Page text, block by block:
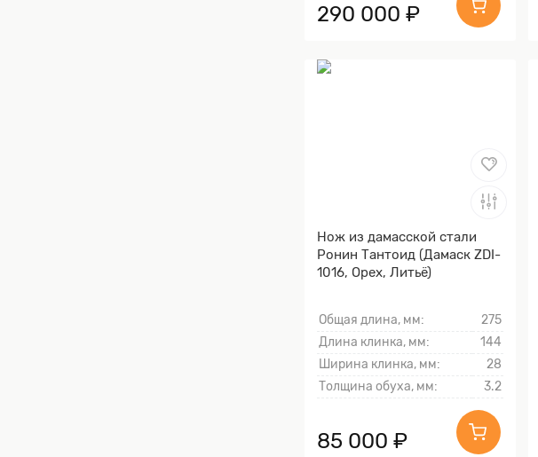
290 000 ₽
Нож из дамасской стали
Ронин Тантоид (Дамаск ZDI-
1016, Орех, Литьё)
Общая длина, мм:
275
Длина клинка, мм:
144
Ширина клинка, мм:
28
Толщина обуха, мм:
3.2
85 000 ₽